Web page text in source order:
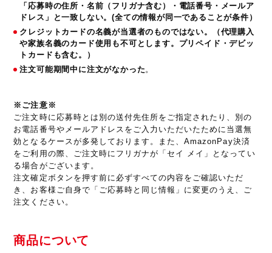
「応募時の住所・名前（フリガナ含む）・電話番号・メールア
ドレス」と一致しない。(全ての情報が同一であることが条件）
クレジットカードの名義が当選者のものではない。（代理購入
や家族名義のカード使用も不可とします。プリペイド・デビッ
トカードも含む。）
注文可能期間中に注文がなかった。
※ご注意※
ご注文時に応募時とは別の送付先住所をご指定されたり、別の
お電話番号やメールアドレスをご入力いただいたために当選無
効となるケースが多発しております。また、AmazonPay決済
をご利用の際、ご注文時にフリガナが「セイ メイ」となってい
る場合がございます。
注文確定ボタンを押す前に必ずすべての内容をご確認いただ
き、お客様ご自身で「ご応募時と同じ情報」に変更のうえ、ご
注文ください。
商品について